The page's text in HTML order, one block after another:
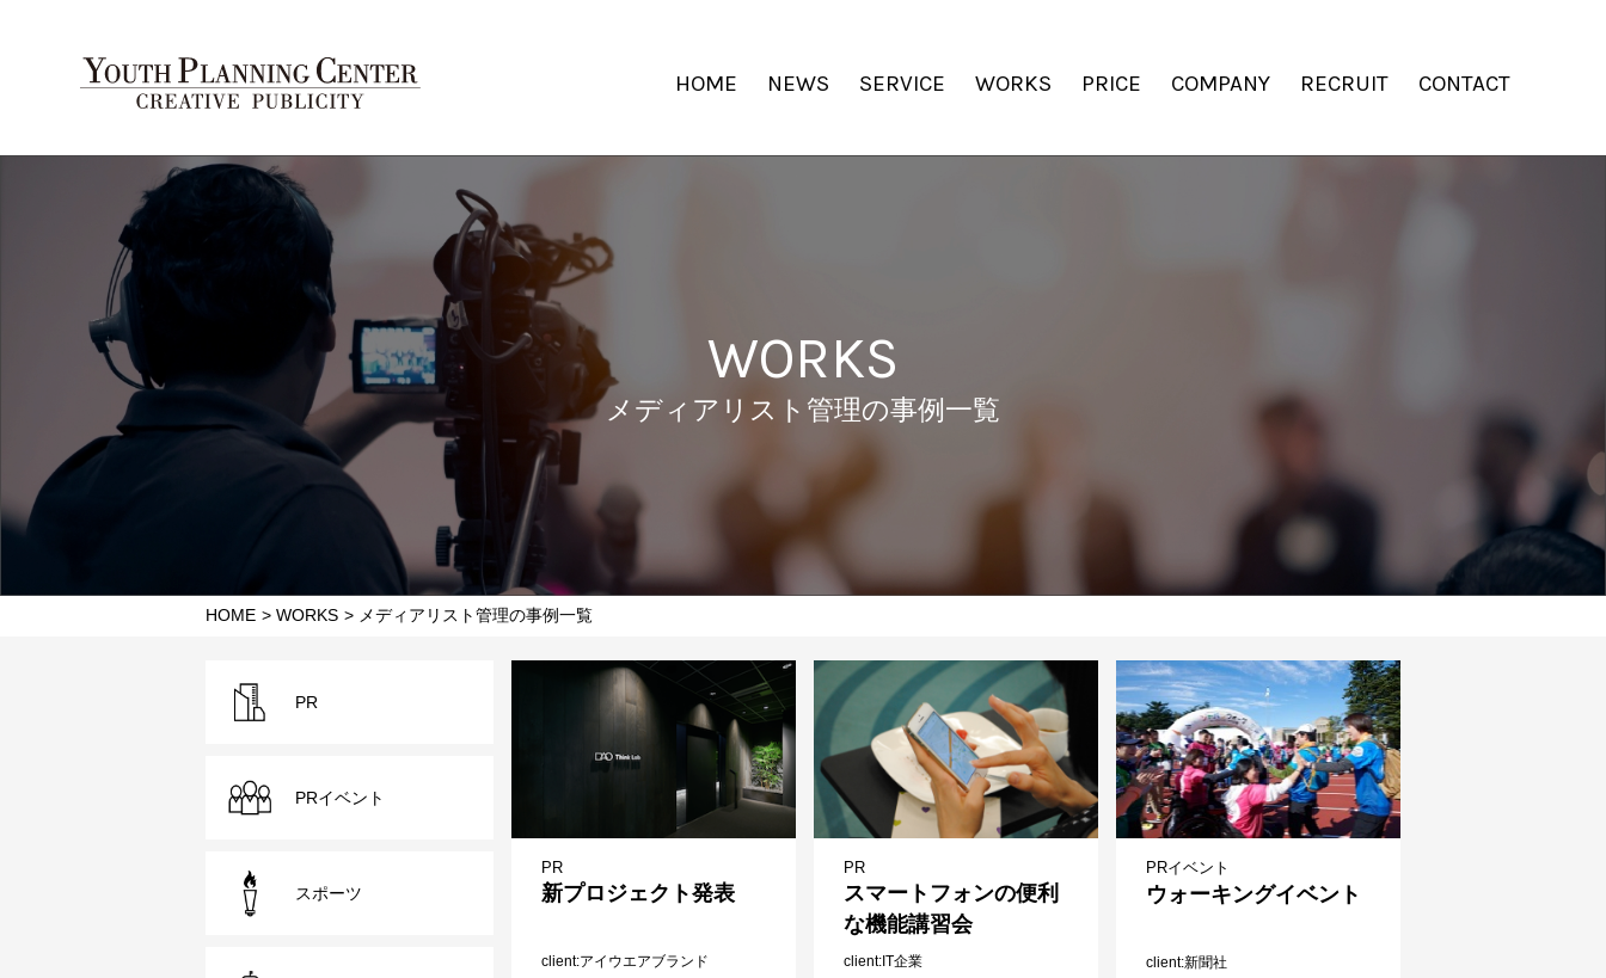
HOME NEWS SERVICE WORKS PRICE COMPANY RECRUIT CONTACT
WORKS
メディアリスト管理の事例一覧
HOME WORKS メディアリスト管理の事例一覧
PR
新プロジェクト発表
client アイウエアブランド
PR
スマートフォンの便利
な機能講習会
client IT企業
PRイベント
ウォーキングイベント
client 新聞社
PR
PRイベント
スポーツ